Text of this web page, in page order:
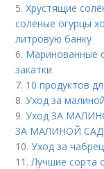
5.Хрустящие
соленые огурцы
литровую банку
6. Маринованные
закатки
7. 10 продуктов
8.Уход за
9.Уход ЗА
ЗА МАЛИНОЙ
10.Уход за
11. Лучшие сорта